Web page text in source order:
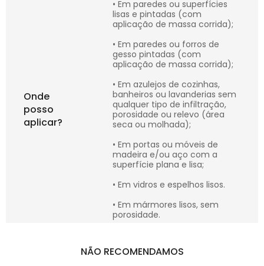
Onde
posso
aplicar?
• Em paredes ou superfícies
lisas e pintadas (com
aplicação de massa corrida);
• Em paredes ou forros de
gesso pintadas (com
aplicação de massa corrida);
• Em azulejos de cozinhas,
banheiros ou lavanderias sem
qualquer tipo de infiltração,
porosidade ou relevo (área
seca ou molhada);
• Em portas ou móveis de
madeira e/ou aço com a
superfície plana e lisa;
• Em vidros e espelhos lisos.
• Em mármores lisos, sem
porosidade.
NÃO RECOMENDAMOS